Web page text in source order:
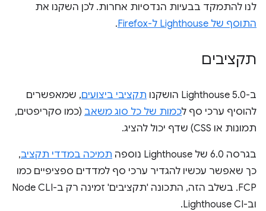
לנו להתמקד בבעיות הנדסיות אחרות. לכן השקנו את
התוסף של Lighthouse ל-Firefox
.
תקציבים
ב-Lighthouse 5.0 הושקנו תקציבי ביצועים, שמאפשרים
להוסיף ערכי סף לכמות של כל סוג משאב (כמו סקריפטים,
תמונות או CSS) שדף יכול להציג.
בגרסה 6.0 של Lighthouse נוספה תמיכה במדדי תקציב,
כך שאפשר עכשיו להגדיר ערכי סף למדדים ספציפיים כמו
FCP. בשלב הזה, התכונה 'תקציבים' זמינה רק ב-Node CLI
וב-Lighthouse CI.